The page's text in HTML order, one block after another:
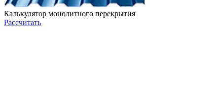
Калькулятор монолитного перекрытия
Рассчитать